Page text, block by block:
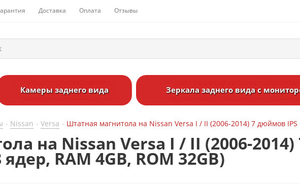
Доставка Оплата Отзывы
Камеры заднего вида Зеркала заднего вида с
- Nissan - Versa - Штатная магнитола на Nissan Versa I / II (2006-2014) 7 дюймов IPS
на Nissan Versa I / II (2006-
RAM 4GB, ROM 32GB)